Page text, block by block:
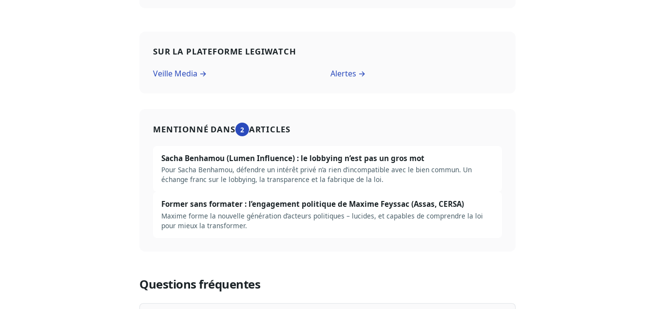
SUR LA PLATEFORME LEGIWATCH
Veille Media → Alertes →
MENTIONNÉ DANS 2 ARTICLES
Sacha Benhamou (Lumen Influence) : le lobbying n’est pas un gros mot
Pour Sacha Benhamou, défendre un intérêt privé n’a rien d’incompatible avec le bien commun. Un
échange franc sur le lobbying, la transparence et la fabrique de la loi.
Former sans formater : l’engagement politique de Maxime Feyssac (Assas, CERSA)
Maxime forme la nouvelle génération d’acteurs politiques – lucides, et capables de comprendre la loi
pour mieux la transformer.
Questions fréquentes